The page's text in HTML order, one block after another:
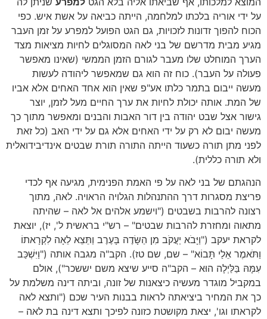
על ידי אוריה בלכתו למלחמה, הייתה כביאה על אשת איש. כפי
הכוח להפוך זדונות לזכויות, גם הגט הפועל למפרע על זמן העבר
מגיע מבית מדרשם של בני לאה המסוגלים לחיות מציאות מצד
הערך המוחלט שלו מעבר לגורם הזמן הממשי (שאינו מאפשר
פעולה על העבר). כוח זה הוא גם שמאפשר ליהודה לעשות
מעשה ייבום בתמר כלתו אע"פ שאין הוא אחד האחים אלא אביו
של המת. אותה יכולת לחיות את ערך החיים מעל לזמן, יוצר
גישור אצל שבט יהודה בין דור האבות והבנים ומאפשר מתוך כך
מעשה יבום לא רק על ידי האחים אלא גם על ידי האב (כל זאת
לפני מתן תורה כשעוד הייתה התורה תורת שבטים אינדיבידואלית
ולא תורה כללית).
הנהגתם של בני לאה על פי האמת הפנימית, מגיעה אף לכדי
פריצת מסגרות דרך ההתנהלות הגלויה הראויה. לאה, מתוך
רצונה להרבות בשבטים ("וישמע אלהים אל לאה – שהיתה
מתאוה ומחזרת להרבות שבטים" – רש"י בראשית ל', יז), יוצאת
לקראת יעקב ("וַיָּבֹא יַעֲקֹב מִן הַשָּׂדֶה בָּעֶרֶב וַתֵּצֵא לֵאָה לִקְרָאתוֹ
וַתֹּאמֶר אֵלַי תָּבוֹא" – שם, שם טז). הקב"ה מגבה אותה ("וַיִּשְׁכַּב
עִמָּהּ בַּלַּיְלָה הוּא – הקב"ה סייע שיצא משם יששכר"), אולם
במקביל מוגדר מעשיה כיצאנות של זונה, וביתה דינה משלמת על
כך את המחיר ביציאתה לראות בבנות העיר שכם ("ותצא לאה
לקראתו וגו', יצאת מקושטת כזונה לפיכך ותצא דינה בת לאה –